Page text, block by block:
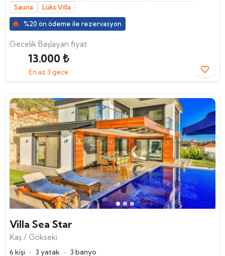
Sauna
Lüks Villa
%20 ön ödeme ile rezervasyon
Gecelik Başlayan fiyat
13.000 ₺
En az 3 gece
Villa Sea Star
Kaş / Gökseki
6 kişi · 3 yatak · 3 banyo